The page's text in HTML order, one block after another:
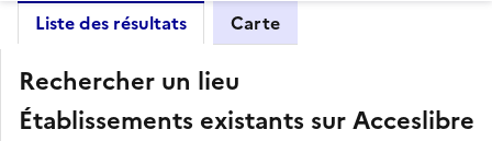
Liste des résultats Carte
Rechercher un lieu
Établissements existants sur Acceslibre